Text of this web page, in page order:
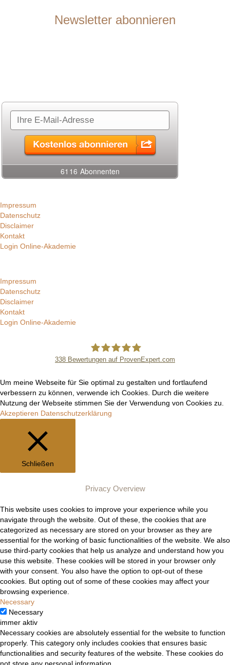
Newsletter abonnieren
Impressum
Datenschutz
Disclaimer
Kontakt
Login Online-Akademie
Impressum
Datenschutz
Disclaimer
Kontakt
Login Online-Akademie
Manuel Epli
338 Bewertungen auf ProvenExpert.com
Um meine Webseite für Sie optimal zu gestalten und fortlaufend
verbessern zu können, verwende ich Cookies. Durch die weitere
Nutzung der Webseite stimmen Sie der Verwendung von Cookies zu.
Akzeptieren Datenschutzerklärung
Schließen
Privacy Overview
This website uses cookies to improve your experience while you
navigate through the website. Out of these, the cookies that are
categorized as necessary are stored on your browser as they are
essential for the working of basic functionalities of the website. We also
use third-party cookies that help us analyze and understand how you
use this website. These cookies will be stored in your browser only
with your consent. You also have the option to opt-out of these
cookies. But opting out of some of these cookies may affect your
browsing experience.
Necessary
Necessary
immer aktiv
Necessary cookies are absolutely essential for the website to function
properly. This category only includes cookies that ensures basic
functionalities and security features of the website. These cookies do